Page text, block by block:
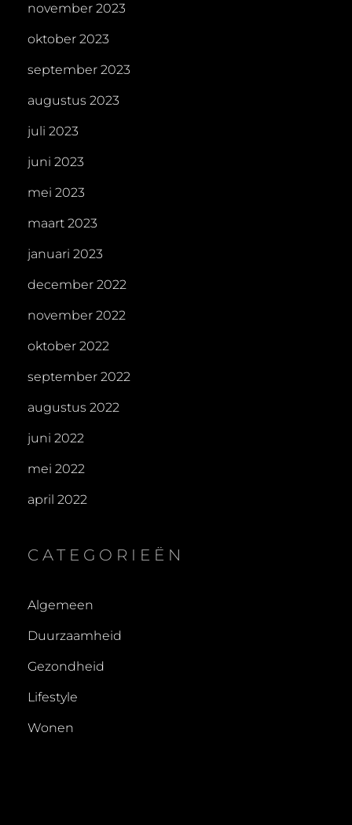
november 2023
oktober 2023
september 2023
augustus 2023
juli 2023
juni 2023
mei 2023
maart 2023
januari 2023
december 2022
november 2022
oktober 2022
september 2022
augustus 2022
juni 2022
mei 2022
april 2022
CATEGORIEËN
Algemeen
Duurzaamheid
Gezondheid
Lifestyle
Wonen